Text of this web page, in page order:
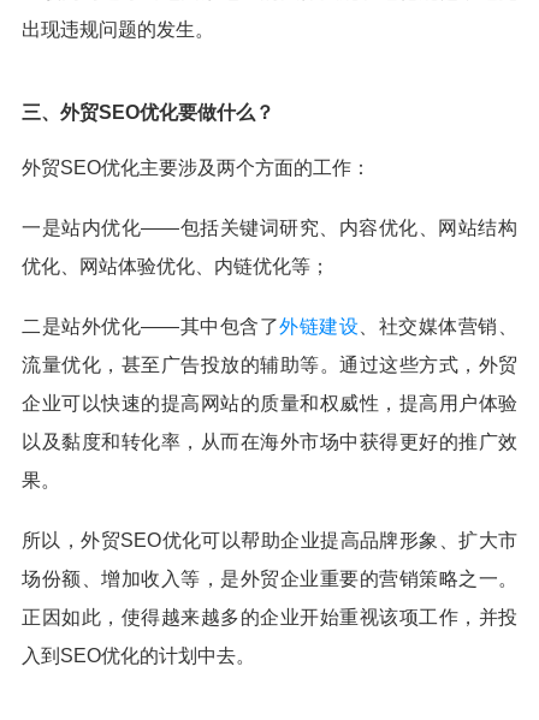
出现违规问题的发生。
三、外贸SEO优化要做什么？
外贸SEO优化主要涉及两个方面的工作：
一是站内优化——包括关键词研究、内容优化、网站结构
优化、网站体验优化、内链优化等；
二是站外优化——其中包含了外链建设 、社交媒体营销、
流量优化，甚至广告投放的辅助等。通过这些方式，外贸
企业可以快速的提高网站的质量和权威性，提高用户体验
以及黏度和转化率，从而在海外市场中获得更好的推广效
果。
所以，外贸SEO优化可以帮助企业提高品牌形象、扩大市
场份额、增加收入等，是外贸企业重要的营销策略之一。
正因如此，使得越来越多的企业开始重视该项工作，并投
入到SEO优化的计划中去。